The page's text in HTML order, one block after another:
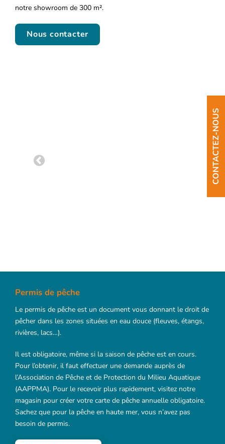
notre showroom de 300 m².
Nous contacter
Permis de pêche
Le permis de pêche est un document vous donnant le droit de
pêcher dans les zones situées en eau douce (fleuves, étangs,
rivières, lacs…).
Il est obligatoire, même si la saison de pêche est en cours.
Pour l’obtenir, il faut effectuer une demande auprès de
l’Association de Pêche et de Protection du Milieu Aquatique
(AAPPMA). Pour le recevoir plus rapidement, visitez notre
magasin pour créer votre carte de pêche annuelle obligatoire.
Sachez que pour la pêche en haute mer, vous n’avez pas
besoin de permis.
CONTACTEZ-NOUS